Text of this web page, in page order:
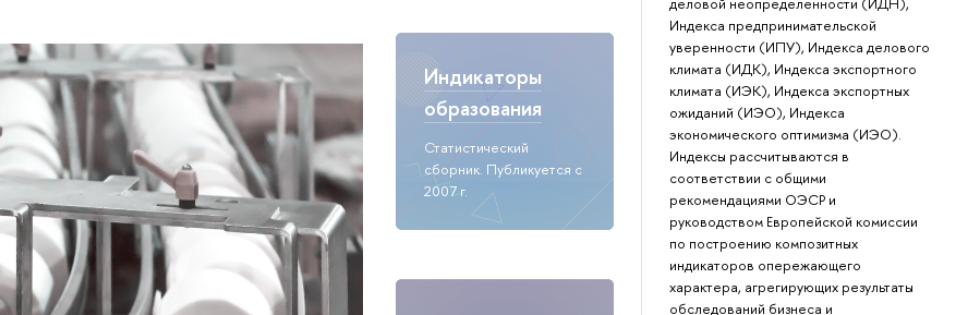
Индикаторы
образования
Статистический
сборник. Публикуется с
2007 г.
Индекса предпринимательской
уверенности (ИПУ), Индекса делового
климата (ИДК), Индекса экспортного
климата (ИЭК), Индекса экспортных
ожиданий (ИЭО), Индекса
экономического оптимизма (ИЭО).
Индексы рассчитываются в
соответствии с общими
рекомендациями ОЭСР и
руководством Европейской комиссии
по построению композитных
индикаторов опережающего
характера, агрегирующих результаты
обследований бизнеса и